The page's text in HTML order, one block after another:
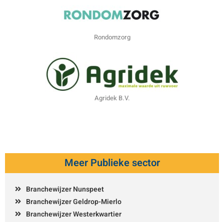
Rondomzorg
Agridek B.V.
Meer Publieke sector
Branchewijzer Nunspeet
Branchewijzer Geldrop-Mierlo
Branchewijzer Westerkwartier